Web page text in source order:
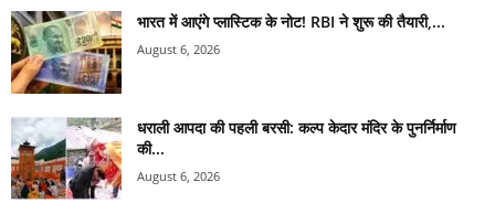
भारत में आएंगे प्लास्टिक के नोट! RBI ने शुरू की तैयारी,...
August 6, 2026
धराली आपदा की पहली बरसी: कल्प केदार मंदिर के पुनर्निर्माण
की...
August 6, 2026